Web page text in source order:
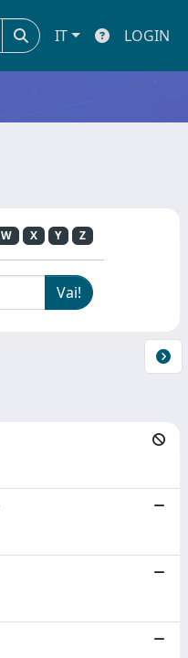
IT LOGIN
W X Y Z